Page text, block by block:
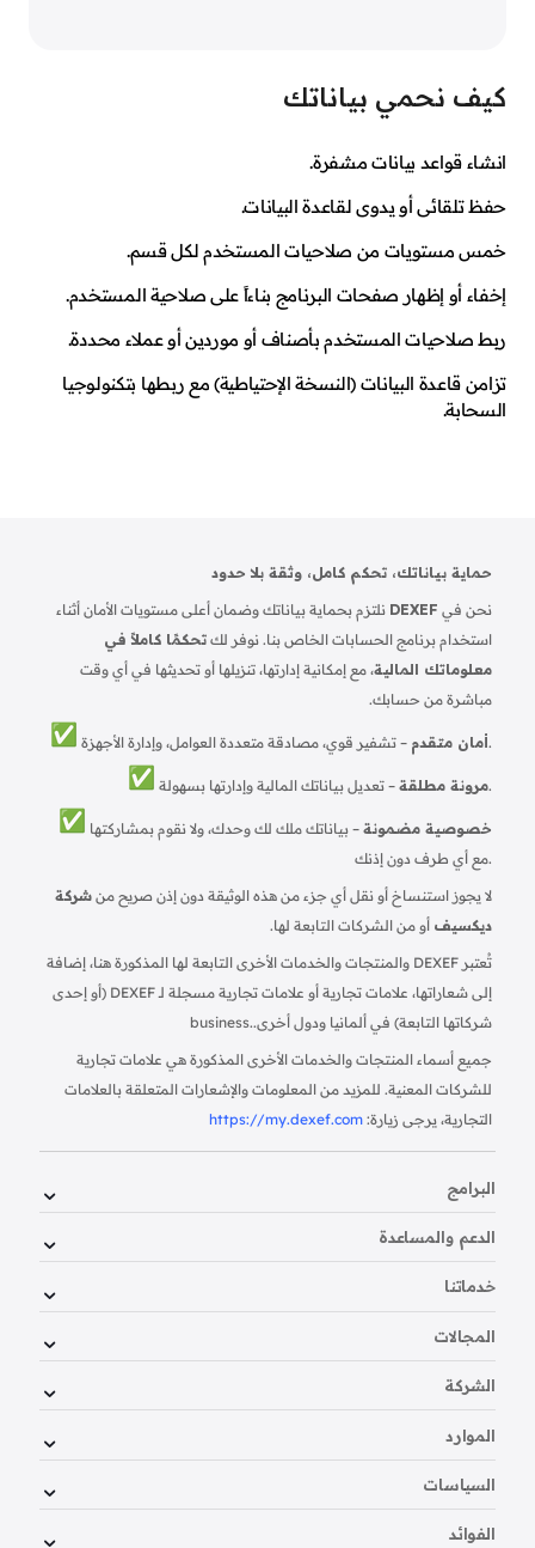
كيف نحمي بياناتك
انشاء قواعد بيانات مشفرة.
حفظ تلقائى أو يدوى لقاعدة البيانات.
خمس مستويات من صلاحيات المستخدم لكل قسم.
إخفاء أو إظهار صفحات البرنامج بناءاً على صلاحية المستخدم.
ربط صلاحيات المستخدم بأصناف أو موردين أو عملاء محددة.
تزامن قاعدة البيانات (النسخة الإحتياطية) مع ربطها بتكنولوجيا
السحابة.
حماية بياناتك، تحكم كامل، وثقة بلا حدود
نحن في DEXEF نلتزم بحماية بياناتك وضمان أعلى مستويات الأمان أثناء
استخدام برنامج الحسابات الخاص بنا. نوفر لك تحكمًا كاملاً في
معلوماتك المالية، مع إمكانية إدارتها، تنزيلها أو تحديثها في أي وقت
مباشرة من حسابك.
أمان متقدم– تشفير قوي، مصادقة متعددة العوامل، وإدارة الأجهزة.
مرونة مطلقة– تعديل بياناتك المالية وإدارتها بسهولة.
خصوصية مضمونة – بياناتك ملك لك وحدك، ولا نقوم بمشاركتها
مع أي طرف دون إذنك.
لا يجوز استنساخ أو نقل أي جزء من هذه الوثيقة دون إذن صريح من شركة
ديكسيف أو من الشركات التابعة لها.
تُعتبر DEXEF والمنتجات والخدمات الأخرى التابعة لها المذكورة هنا، إضافة
إلى شعاراتها، علامات تجارية أو علامات تجارية مسجلة لـ DEXEF (أو إحدى
شركاتها التابعة) في ألمانيا ودول أخرى.business.
جميع أسماء المنتجات والخدمات الأخرى المذكورة هي علامات تجارية
للشركات المعنية. للمزيد من المعلومات والإشعارات المتعلقة بالعلامات
التجارية، يرجى زيارة: https://my.dexef.com
البرامج
الدعم والمساعدة
خدماتنا
المجالات
الشركة
الموارد
السياسات
الفوائد